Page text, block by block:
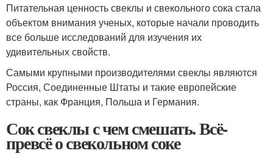
Питательная ценность свеклы и свекольного сока стала
объектом внимания ученых, которые начали проводить
все больше исследований для изучения их
удивительных свойств.
Самыми крупными производителями свеклы являются
Россия, Соединенные Штаты и такие европейские
страны, как Франция, Польша и Германия.
Сок свеклы с чем смешать. Всё-
превсё о свекольном соке